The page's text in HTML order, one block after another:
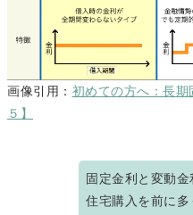
画像引用： 初めての方へ：長期
５】
固定金利と変動
住宅購入を前に